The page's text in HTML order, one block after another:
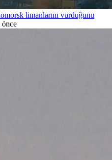
limanlarını vurduğunu
önce